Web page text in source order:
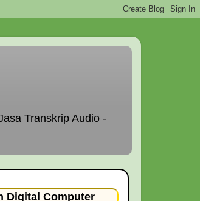
Transkrip Audio -
Digital Computer